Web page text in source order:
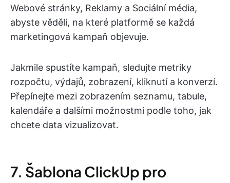
Webové stránky, Reklamy a Sociální média,
abyste věděli, na které platformě se každá
marketingová kampaň objevuje.
Jakmile spustíte kampaň, sledujte metriky
rozpočtu, výdajů, zobrazení, kliknutí a konverzí.
Přepínejte mezi zobrazením seznamu, tabule,
kalendáře a dalšími možnostmi podle toho, jak
chcete data vizualizovat.
7. Šablona ClickUp pro